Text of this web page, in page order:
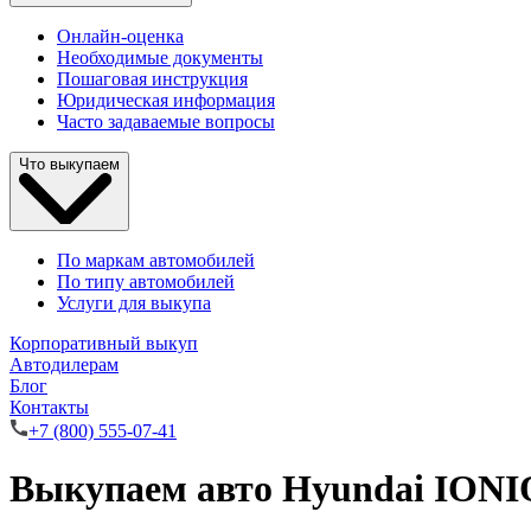
Онлайн-оценка
Необходимые документы
Пошаговая инструкция
Юридическая информация
Часто задаваемые вопросы
Что выкупаем
По маркам автомобилей
По типу автомобилей
Услуги для выкупа
Корпоративный выкуп
Автодилерам
Блог
Контакты
+7 (800) 555-07-41
Выкупаем авто Hyundai